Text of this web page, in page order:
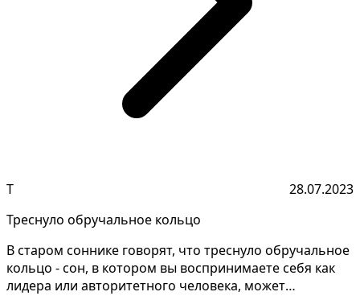
Т
28.07.2023
Треснуло обручальное кольцо
В старом соннике говорят, что треснуло обручальное
кольцо - сон, в котором вы воспринимаете себя как
лидера или авторитетного человека, может